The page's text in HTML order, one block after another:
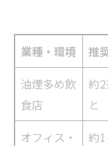
業種・環境 推
油煙多め飲
食店
約
と
オフィス・
約